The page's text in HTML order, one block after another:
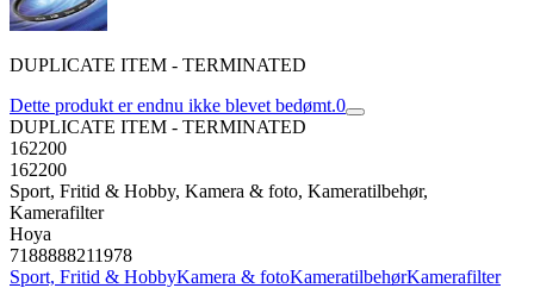
DUPLICATE ITEM - TERMINATED
Dette produkt er endnu ikke blevet bedømt.0
DUPLICATE ITEM - TERMINATED
162200
162200
Sport, Fritid & Hobby, Kamera & foto, Kameratilbehør,
Kamerafilter
Hoya
7188888211978
Sport, Fritid & HobbyKamera & fotoKameratilbehørKamerafilter